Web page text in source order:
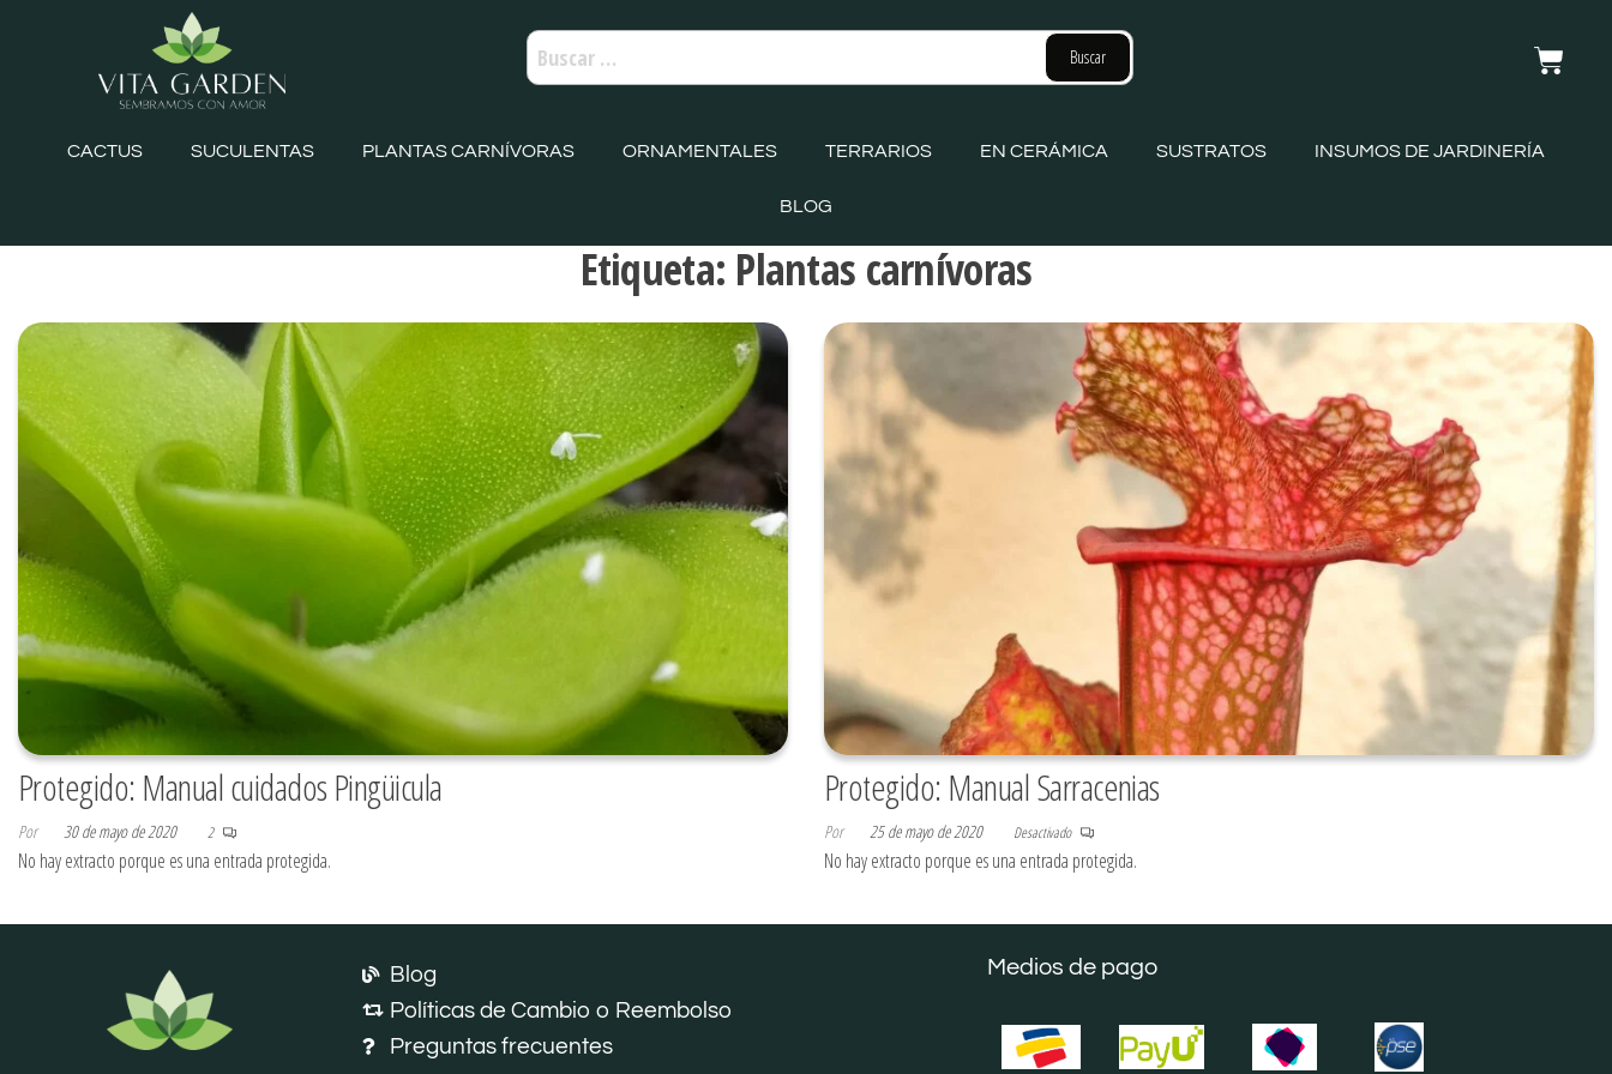
CACTUS SUCULENTAS PLANTAS CARNÍVORAS ORNAMENTALES TERRARIOS EN CERÁMICA SUSTRATOS INSUMOS DE JARDINERÍA
BLOG
Etiqueta: Plantas carnívoras
Protegido: Manual cuidados Pingüicula
Por 30 de mayo de 2020 2
No hay extracto porque es una entrada protegida.
Protegido: Manual Sarracenias
Por 25 de mayo de 2020 Desactivado
No hay extracto porque es una entrada protegida.
Blog
Políticas de Cambio o Reembolso
Preguntas frecuentes
Medios de pago